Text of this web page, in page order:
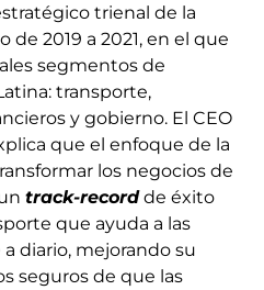
trienal de la
de 2019 a 2021, en el que
segmentos de
transporte,
y gobierno. El CEO
que el enfoque de la
los negocios de
track-recordde éxito
que ayuda a las
diario, mejorando su
seguros de que las